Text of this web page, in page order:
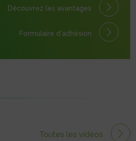
Découvrez les avantages
Formulaire d'adhésion
Toutes les vidéos